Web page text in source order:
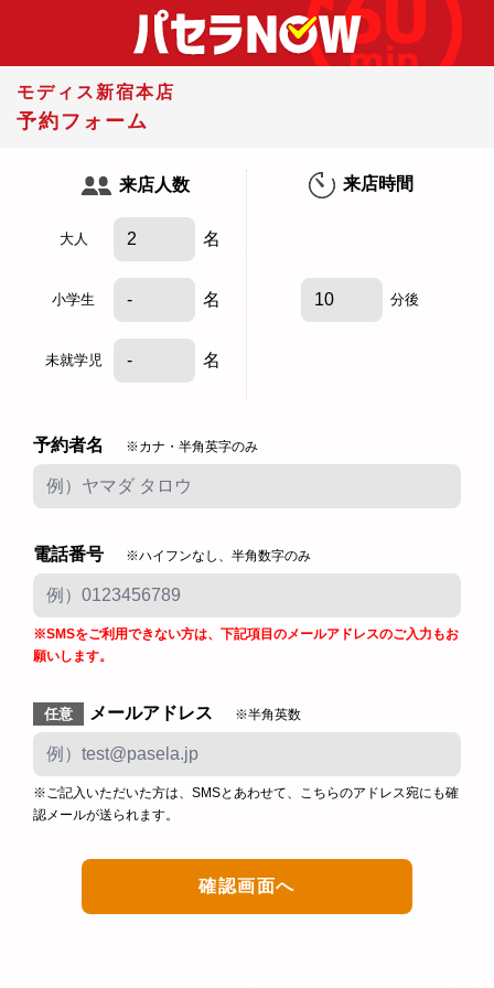
モディス新宿本店
予約フォーム
来店人数
大人 名
小学生 名
未就学児 名
来店時間
分後
予約者名 ※カナ・半角英字のみ
電話番号 ※ハイフンなし、半角数字のみ
※SMSをご利用できない方は、下記項目のメールアドレスのご入力もお
願いします。
任意 メールアドレス ※半角英数
※ご記入いただいた方は、SMSとあわせて、こちらのアドレス宛にも確
認メールが送られます。